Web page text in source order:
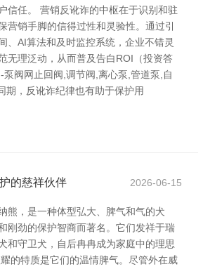
信任。 营销反讹诈的中枢在于识别和驻
营销手脚的信得过性和灵验性。通过引
、AI算法和及时监控系统，企业不错灵
无理泛动，从而普及告白ROI（投资答
阀网止回阀,调节阀,离心泵,管道泵,自
期，反讹诈纪律也有助于保护用
的慈祥伙伴 2026-06-15
熊，是一种体型弘大、脾气和气的犬
刚劲的保护智商而著名。它们发祥于瑞
和守卫犬，自后冉冉成为家庭中的理思
的特质是它们的温情脾气。尽管外在威